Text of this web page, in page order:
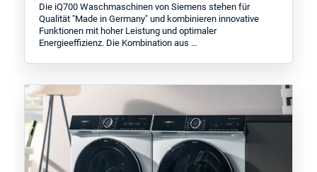
Die iQ700 Waschmaschinen von Siemens stehen für
Qualität "Made in Germany" und kombinieren innovative
Funktionen mit hoher Leistung und optimaler
Energieeffizienz. Die Kombination aus …